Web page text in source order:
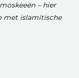
– hier
met islamitische